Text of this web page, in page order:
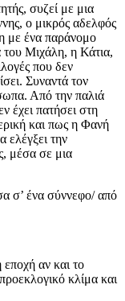
συζεί με μια
ο μικρός αδελφός
με ένα παράνομο
Μιχάλη, η Κάτια,
που δεν
Συναντά τον
Από την παλιά
έχει πατήσει στη
και πως η Φανή
ελέγξει την
μέσα σε μια
σ’ ένα σύννεφο/ από
αν και το
κλίμα και